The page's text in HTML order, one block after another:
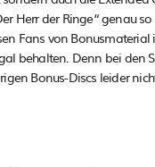
Herr der Ringe“ genau
Fans von Bonusmaterial
behalten. Denn bei den
Bonus-Discs leider